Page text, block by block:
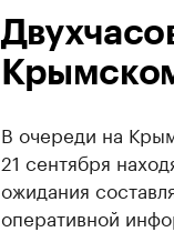
В очереди на
21 сентября
ожидания
оперативной